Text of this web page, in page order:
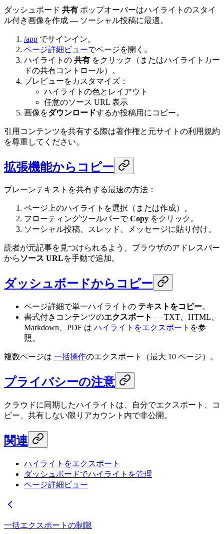
ダッシュボード 共有 ポップオーバーはハイライトのスタイ
ル付き画像を作成 — ソーシャル投稿に最適。
/app でサインイン。
ページ詳細ビューでページを開く。
ハイライトの 共有 をクリック（またはハイライトカー
ドの共有コントロール）。
プレビューをカスタマイズ：
ハイライトの色とレイアウト
任意のソース URL 表示
画像をダウンロードするか投稿用にコピー。
引用コンテンツを共有する際は著作権と元サイトの利用規約
を尊重してください。
拡張機能からコピー
プレーンテキストを共有する最速の方法：
ページ上のハイライトを選択（または作成）。
フローティングツールバーでCopy をクリック。
ソーシャル投稿、スレッド、メッセージに貼り付け。
読者が元記事を見つけられるよう、ブラウザのアドレスバー
から ソース URLを手動で追加。
ダッシュボードからコピー
ページ詳細で単一ハイライトの テキストをコピー。
書式付きコンテンツのエクスポート — TXT、HTML、
Markdown、PDF は ハイライトをエクスポート を参
照。
複数ページは 一括操作のエクスポート（最大 10 ページ）。
プライバシーの注意
クラウドに同期したハイライトは、自分でエクスポート、コ
ピー、共有しない限りアカウント内で非公開。
関連
ハイライトをエクスポート
ダッシュボードでハイライトを管理
ページ詳細ビュー
一括エクスポートの制限